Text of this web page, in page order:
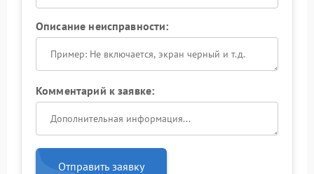
Описание неисправности:
Комментарий к заявке:
Отправить заявку